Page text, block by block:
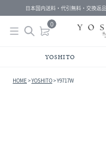
日本国内送料・代引無料・交換返
0
YOSHITO
HOME YOSHITO Y9717W